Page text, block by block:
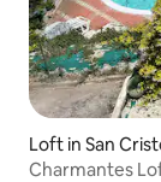
Loft in San
Charmantes